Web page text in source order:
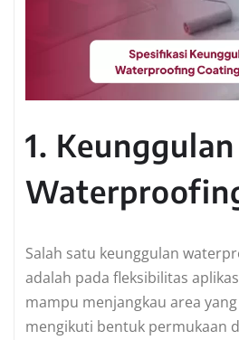
1. Keunggulan
Salah satu keunggulan
adalah pada fleksibilitas
mampu menjangkau area
mengikuti bentuk permukaan